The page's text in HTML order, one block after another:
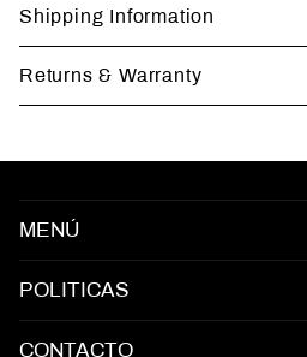
Shipping Information
Returns & Warranty
MENÚ
POLITICAS
CONTACTO